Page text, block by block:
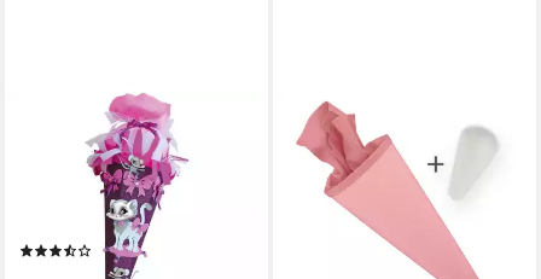
Schultüte Basteltüte
Kätzchen, 68 cm, eckig, mit
rosa Kreppverschluss,
Zuckertüte zum Basteln
(5)